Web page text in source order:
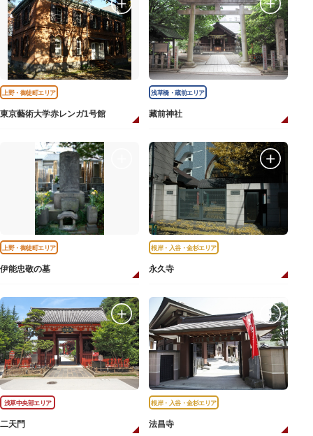
上野・御徒町エリア
東京藝術大学赤レンガ1号館
浅草橋・蔵前エリア
藏前神社
上野・御徒町エリア
伊能忠敬の墓
根岸・入谷・金杉エリア
永久寺
浅草中央部エリア
二天門
根岸・入谷・金杉エリア
法昌寺